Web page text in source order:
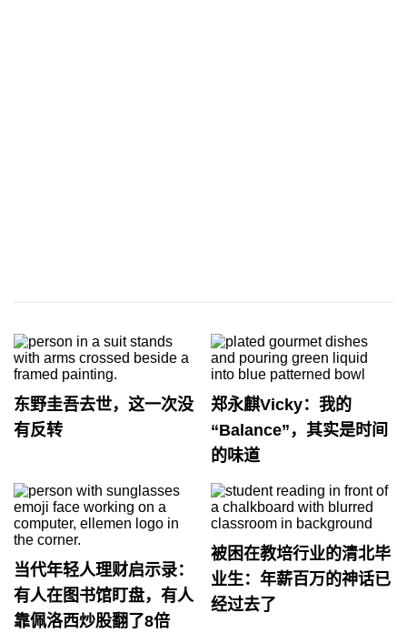
东野圭吾去世，这一次没
有反转
郑永麒Vicky：我的
“Balance”，其实是时间
的味道
当代年轻人理财启示录：
有人在图书馆盯盘，有人
靠佩洛西炒股翻了8倍
被困在教培行业的清北毕
业生：年薪百万的神话已
经过去了